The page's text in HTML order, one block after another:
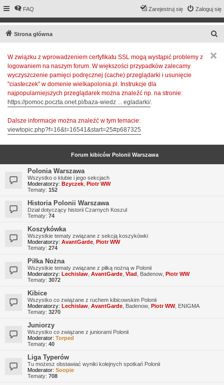
FAQ Zaloguj się
Zarejestruj się
Strona główna
W związku z wprowadzeniem certyfikatu SSL mogą wystąpić problemy z
logowaniem na naszym forum. W większości przypadków zalecamy
wyczyszczenie pamięci podręcznej (cache) przeglądarki i usunięcie
"ciasteczek" w domenie wielkapolonia.pl. Instrukcje dla
najpopularniejszych przeglądarek można znaleźć np. na stronie:
https://pomoc.poczta.onet.pl/baza-wiedz ... egladarki/.
Dalsze informacje można znaleźć w tym temacie:
viewtopic.php?f=16&t=16541&start=25#p687325
Forum kibiców Polonii Warszawa
Polonia Warszawa
Wszystko o klubie i jego sekcjach
Moderatorzy: Bzyczek Piotr WW
Tematy: 152
Historia Polonii Warszawa
Dział dotyczący historii Czarnych Koszul
Tematy: 74
Koszykówka
Wszystkie tematy związane z sekcją koszykówki
Moderatorzy: AvantGarde Piotr WW
Tematy: 274
Piłka Nożna
Wszystkie tematy związane z piłką nożną w Polonii
Moderatorzy: Lechislaw AvantGarde Vlad Badenow Piotr WW
Tematy: 3072
Kibice
Wszystko co związane z ruchem kibicowskim Polonii
Moderatorzy: Lechislaw AvantGarde Badenow Piotr WW, ENIGMA
Tematy: 3270
Juniorzy
Wszystko co związane z juniorami Polonii
Moderator: Torped
Tematy: 40
Liga Typerów
Tu możesz obstawiać wyniki kolejnych spotkań Polonii
Moderator: Soopie
Tematy: 708